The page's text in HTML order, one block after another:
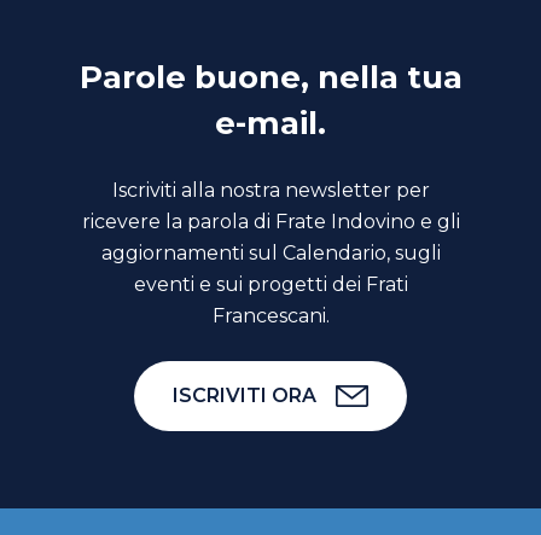
Parole buone, nella tua
e-mail.
Iscriviti alla nostra newsletter per
ricevere la parola di Frate Indovino e gli
aggiornamenti sul Calendario, sugli
eventi e sui progetti dei Frati
Francescani.
ISCRIVITI ORA